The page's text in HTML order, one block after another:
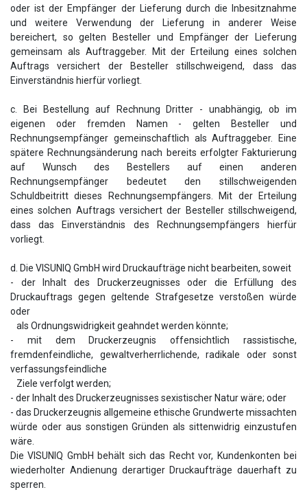
oder ist der Empfänger der Lieferung durch die Inbesitznahme
und weitere Verwendung der Lieferung in anderer Weise
bereichert, so gelten Besteller und Empfänger der Lieferung
gemeinsam als Auftraggeber. Mit der Erteilung eines solchen
Auftrags versichert der Besteller stillschweigend, dass das
Einverständnis hierfür vorliegt.
c. Bei Bestellung auf Rechnung Dritter - unabhängig, ob im
eigenen oder fremden Namen - gelten Besteller und
Rechnungsempfänger gemeinschaftlich als Auftraggeber. Eine
spätere Rechnungsänderung nach bereits erfolgter Fakturierung
auf Wunsch des Bestellers auf einen anderen
Rechnungsempfänger bedeutet den stillschweigenden
Schuldbeitritt dieses Rechnungsempfängers. Mit der Erteilung
eines solchen Auftrags versichert der Besteller stillschweigend,
dass das Einverständnis des Rechnungsempfängers hierfür
vorliegt.
d. Die VISUNIQ GmbH wird Druckaufträge nicht bearbeiten, soweit
- der Inhalt des Druckerzeugnisses oder die Erfüllung des
Druckauftrags gegen geltende Strafgesetze verstoßen würde
oder
als Ordnungswidrigkeit geahndet werden könnte;
- mit dem Druckerzeugnis offensichtlich rassistische,
fremdenfeindliche, gewaltverherrlichende, radikale oder sonst
verfassungsfeindliche
Ziele verfolgt werden;
- der Inhalt des Druckerzeugnisses sexistischer Natur wäre; oder
- das Druckerzeugnis allgemeine ethische Grundwerte missachten
würde oder aus sonstigen Gründen als sittenwidrig einzustufen
wäre.
Die VISUNIQ GmbH behält sich das Recht vor, Kundenkonten bei
wiederholter Andienung derartiger Druckaufträge dauerhaft zu
sperren.